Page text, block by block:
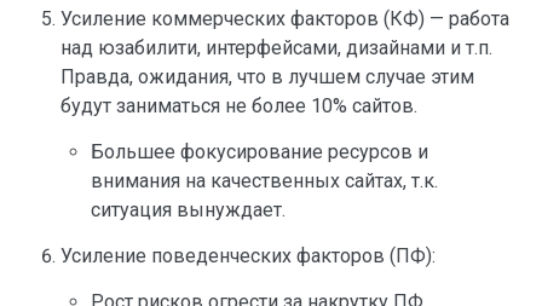
Усиление коммерческих факторов (КФ) — работа
над юзабилити, интерфейсами, дизайнами и т.п.
Правда, ожидания, что в лучшем случае этим
будут заниматься не более 10% сайтов.
Большее фокусирование ресурсов и
внимания на качественных сайтах, т.к.
ситуация вынуждает.
Усиление поведенческих факторов (ПФ):
Рост рисков огрести за накрутку ПФ.